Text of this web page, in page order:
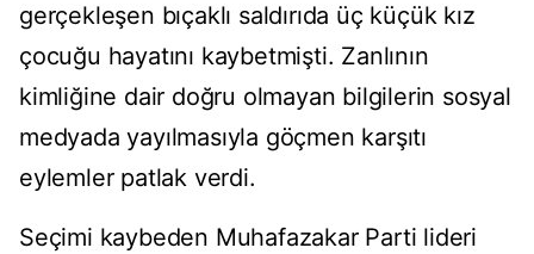
gerçekleşen bıçaklı saldırıda üç küçük kız
çocuğu hayatını kaybetmişti. Zanlının
kimliğine dair doğru olmayan bilgilerin sosyal
medyada yayılmasıyla göçmen karşıtı
eylemler patlak verdi.
Seçimi kaybeden Muhafazakar Parti lideri